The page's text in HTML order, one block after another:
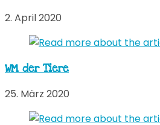
2. April 2020
WM der Tiere
25. März 2020